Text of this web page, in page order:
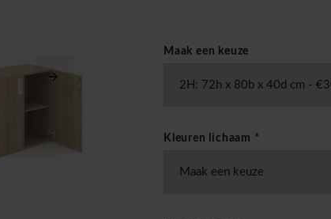
Maak een keuze
Kleuren lichaam *